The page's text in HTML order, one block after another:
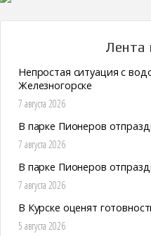
Лента
Непростая ситуация с
Железногорске
7 августа 2026
В парке Пионеров
7 августа 2026
В парке Пионеров
7 августа 2026
В Курске оценят
5 августа 2026